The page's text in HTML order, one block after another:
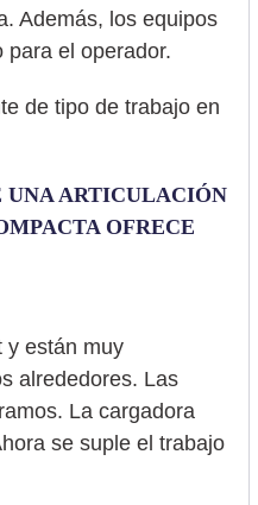
Además, los equipos
el operador.
de tipo de trabajo en
UNA ARTICULACIÓN
OFRECE
y están muy
alrededores. Las
La cargadora
se suple el trabajo